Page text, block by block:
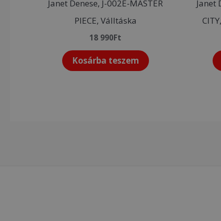
Janet Denese, J-002E-MASTER
PIECE, Válltáska
18 990Ft
Kosárba teszem
Janet